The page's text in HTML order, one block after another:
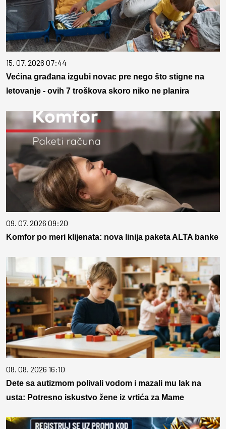
15. 07. 2026 07:44
Većina građana izgubi novac pre nego što stigne na
letovanje - ovih 7 troškova skoro niko ne planira
09. 07. 2026 09:20
Komfor po meri klijenata: nova linija paketa ALTA banke
08. 08. 2026 16:10
Dete sa autizmom polivali vodom i mazali mu lak na
usta: Potresno iskustvo žene iz vrtića za Mame